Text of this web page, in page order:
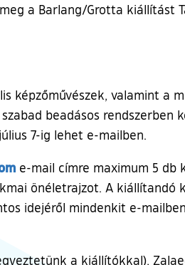
a Barlang/Grotta kiállítást
képzőművészek, valamint a
beadásos rendszerben
7-ig lehet e-mailben.
e-mail címre maximum 5 db
önéletrajzot. A kiállítandó
idejéről mindenkit e-
a kiállítókkal),